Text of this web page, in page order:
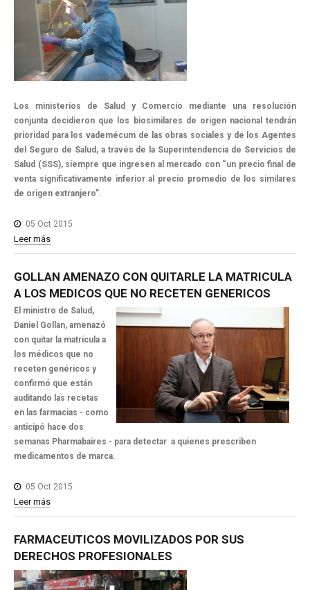
Los ministerios de Salud y Comercio mediante una resolución
conjunta decidieron que los biosimilares de origen nacional tendrán
prioridad para los vademécum de las obras sociales y de los Agentes
del Seguro de Salud, a través de la Superintendencia de Servicios de
Salud (SSS), siempre que ingresen al mercado con “un precio final de
venta significativamente inferior al precio promedio de los similares
de origen extranjero”.
05 Oct 2015
Leer más
GOLLAN AMENAZO CON QUITARLE LA MATRICULA
A LOS MEDICOS QUE NO RECETEN GENERICOS
El ministro de Salud,
Daniel Gollan, amenazó
con quitar la matrícula a
los médicos que no
receten genéricos y
confirmó que están
auditando las recetas
en las farmacias - como
anticipó hace dos
semanas Pharmabaires - para detectar a quienes prescriben
medicamentos de marca.
05 Oct 2015
Leer más
FARMACEUTICOS MOVILIZADOS POR SUS
DERECHOS PROFESIONALES